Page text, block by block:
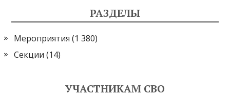
РАЗДЕЛЫ
Мероприятия (1 380)
Секции (14)
УЧАСТНИКАМ СВО